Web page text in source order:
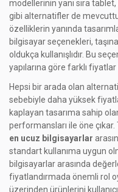
modellerinin yanı sıra
gibi alternatifler de
özelliklerin yanında
bilgisayar seçenekleri,
oldukça kullanışlıdır. Bu
yapılarına göre farklı fiyatlar
Hepsi bir arada olan
sebebiyle daha yüksek
kaplayan tasarıma sahip
performansları ile öne
en ucuz bilgisayarlar
standart kullanıma uygun
bilgisayarlar arasında
fiyatlandırmada önemli rol
üzerinden ürünlerini